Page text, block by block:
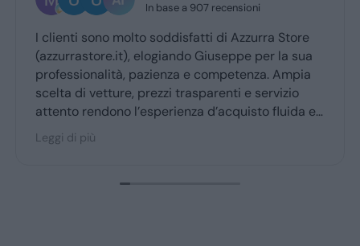
1 giorno fa
Operatori molto preparati e una vasta immensa
scelta di auto complimenti